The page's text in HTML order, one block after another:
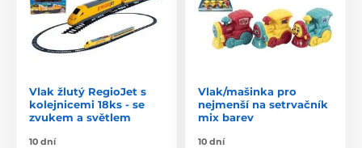
Vlak žlutý RegioJet s
kolejnicemi 18ks - se
zvukem a světlem
10 dní
Vlak/mašinka pro
nejmenší na setrvačník
mix barev
10 dní